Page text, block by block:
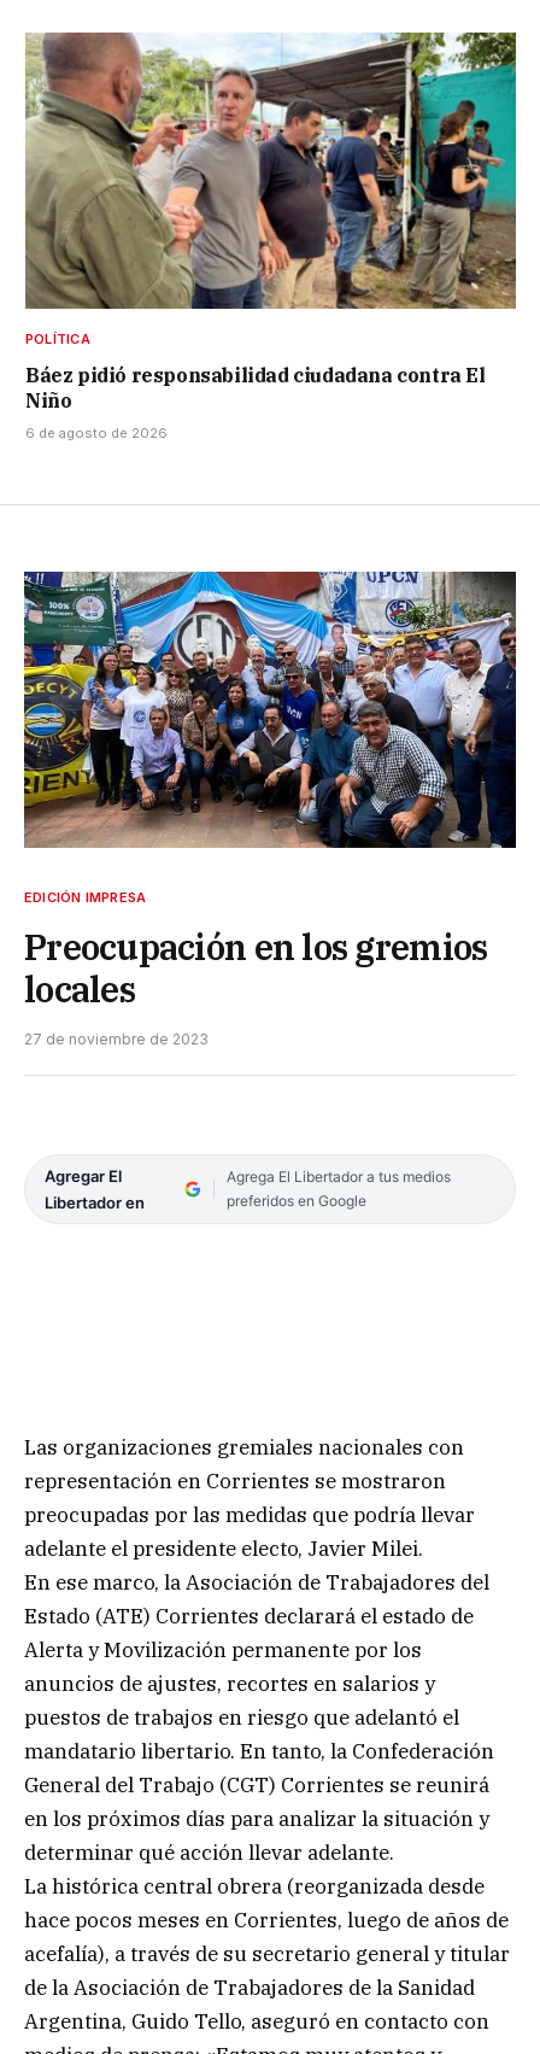
POLÍTICA
Báez pidió responsabilidad ciudadana contra El
Niño
6 de agosto de 2026
EDICIÓN IMPRESA
Preocupación en los gremios
locales
27 de noviembre de 2023
Agregar El
Libertador en
Agrega El Libertador a tus medios
preferidos en Google
Las organizaciones gremiales nacionales con
representación en Corrientes se mostraron
preocupadas por las medidas que podría llevar
adelante el presidente electo, Javier Milei.
En ese marco, la Asociación de Trabajadores del
Estado (ATE) Corrientes declarará el estado de
Alerta y Movilización permanente por los
anuncios de ajustes, recortes en salarios y
puestos de trabajos en riesgo que adelantó el
mandatario libertario. En tanto, la Confederación
General del Trabajo (CGT) Corrientes se reunirá
en los próximos días para analizar la situación y
determinar qué acción llevar adelante.
La histórica central obrera (reorganizada desde
hace pocos meses en Corrientes, luego de años de
acefalía), a través de su secretario general y titular
de la Asociación de Trabajadores de la Sanidad
Argentina, Guido Tello, aseguró en contacto con